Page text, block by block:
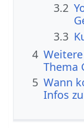
3.2
3.3
4
Thema
5 Wann
Infos